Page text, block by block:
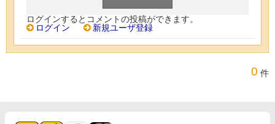
ログインするとコメントの投稿ができます。
ログイン
新規ユーザ登録
0 件